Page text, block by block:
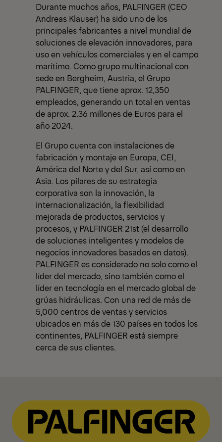
Durante muchos años, PALFINGER (CEO
Andreas Klauser) ha sido uno de los
principales fabricantes a nivel mundial de
soluciones de elevación innovadores, para
uso en vehículos comerciales y en el campo
marítimo. Como grupo multinacional con
sede en Bergheim, Austria, el Grupo
PALFINGER, que tiene aprox. 12,350
empleados, generando un total en ventas
de aprox. 2.36 millones de Euros para el
año 2024.
El Grupo cuenta con instalaciones de
fabricación y montaje en Europa, CEI,
América del Norte y del Sur, así como en
Asia. Los pilares de su estrategia
corporativa son la innovación, la
internacionalización, la flexibilidad
mejorada de productos, servicios y
procesos, y PALFINGER 21st (el desarrollo
de soluciones inteligentes y modelos de
negocios innovadores basados en datos).
PALFINGER es considerado no solo como el
líder del mercado, sino también como el
líder en tecnología en el mercado global de
grúas hidráulicas. Con una red de más de
5,000 centros de ventas y servicios
ubicados en más de 130 países en todos los
continentes, PALFINGER está siempre
cerca de sus clientes.